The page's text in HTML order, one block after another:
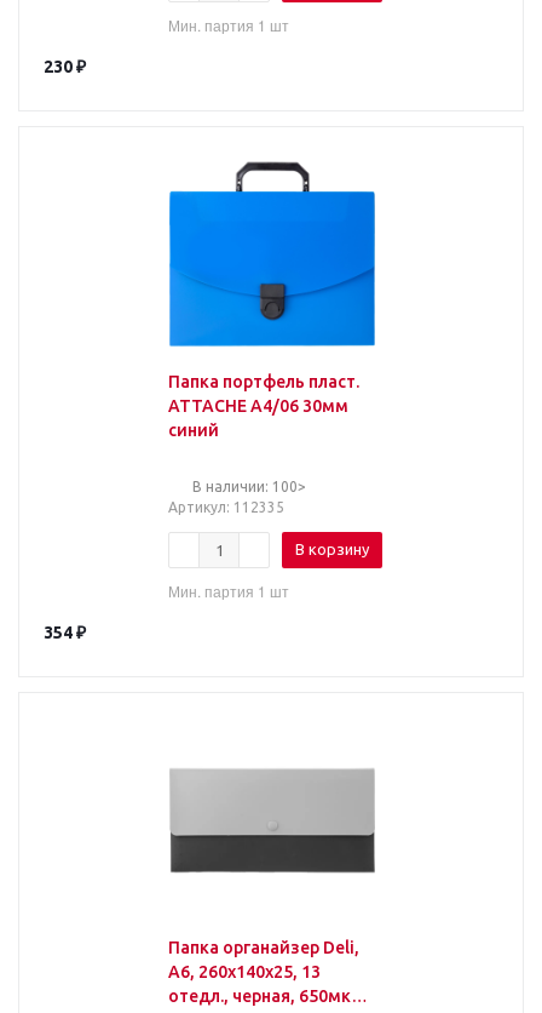
Мин. партия 1 шт
230₽
Папка портфель пласт.
ATTACHE A4/06 30мм
синий
В наличии: 100>
Артикул: 112335
В корзину
Мин. партия 1 шт
354₽
Папка органайзер Deli,
А6, 260х140х25, 13
отедл., черная, 650мкм,